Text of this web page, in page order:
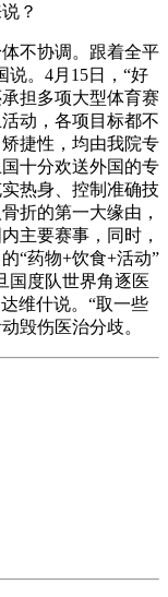
？
不协调。跟着全平
说。4月15日，“好
担多项大型体育赛
动，各项目标都不
捷性，均由我院专
十分欢送外国的专
热身、控制准确技
折的第一大缘由，
主要赛事，同时，
“药物+饮食+活动”
国度队世界角逐医
维什说。“取一些
毁伤医治分歧。